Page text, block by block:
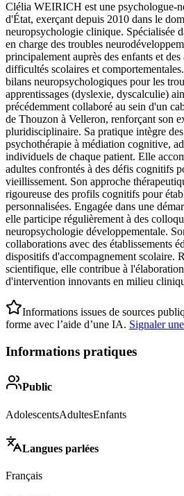
Clélia WEIRICH est une psychologue-
d'État, exerçant depuis 2010 dans le
neuropsychologie clinique. Spécialisée
en charge des troubles
principalement auprès des enfants et des
difficultés scolaires et
bilans neuropsychologiques pour les
apprentissages (dyslexie, dyscalculie)
précédemment collaboré au sein d'un
de Thouzon à Velleron, renforçant son
pluridisciplinaire. Sa pratique intègre
psychothérapie à médiation cognitive,
individuels de chaque patient. Elle
adultes confrontés à des défis cognitifs
vieillissement. Son approche
rigoureuse des profils cognitifs pour
personnalisées. Engagée dans une
elle participe régulièrement à des
neuropsychologie développementale.
collaborations avec des établissements
dispositifs d'accompagnement scolaire.
scientifique, elle contribue à
d'intervention innovants en milieu
Informations issues de sources
forme avec l’aide d’une IA. Signaler
Informations pratiques
Public
AdolescentsAdultesEnfants
Langues parlées
Français